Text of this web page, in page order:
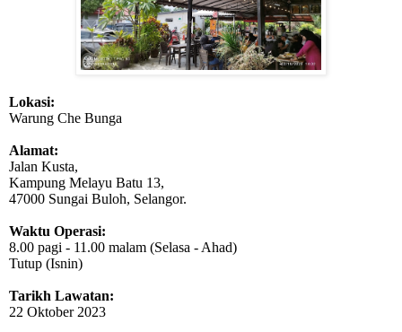
Lokasi:
Warung Che Bunga
Alamat:
Jalan Kusta,
Kampung Melayu Batu 13,
47000 Sungai Buloh, Selangor.
Waktu Operasi:
8.00 pagi - 11.00 malam (Selasa - Ahad)
Tutup (Isnin)
Tarikh Lawatan:
22 Oktober 2023